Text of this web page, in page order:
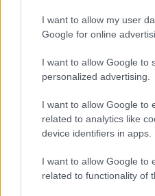
I want to allow my user
Google for online
I want to allow Google to
personalized advertising.
I want to allow Google to
related to analytics like
device identifiers in apps.
I want to allow Google to
related to functionality of
Testvéreim,
könyörögve
adjátok nekem
apák adjátok ide
— írta a zsidó árvaház